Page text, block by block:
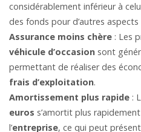
considérablement inférieur à
des fonds pour d’autres
Assurance moins chère : Les
véhicule d’occasion sont
permettant de réaliser des
frais d’exploitation.
Amortissement plus rapide :
euros s’amortit plus
l’entreprise, ce qui peut